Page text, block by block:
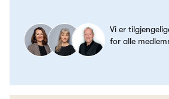
Vi er
for alle